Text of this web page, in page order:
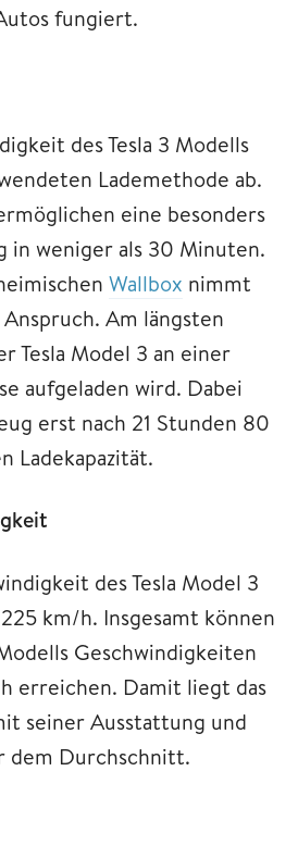
fungiert.
des Tesla 3 Modells
Lademethode ab.
eine besonders
in weniger als 30 Minuten.
Wallbox nimmt
Am längsten
Tesla Model 3 an einer
aufgeladen wird. Dabei
erst nach 21 Stunden 80
Ladekapazität.
des Tesla Model 3
km/h. Insgesamt können
Geschwindigkeiten
erreichen. Damit liegt das
seiner Ausstattung und
dem Durchschnitt.